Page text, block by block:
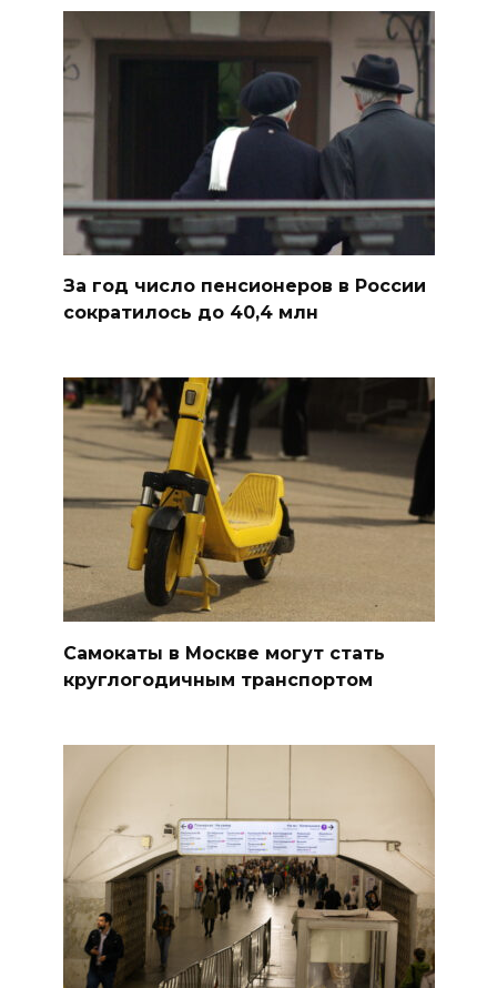
За год число пенсионеров в России
сократилось до 40,4 млн
Самокаты в Москве могут стать
круглогодичным транспортом